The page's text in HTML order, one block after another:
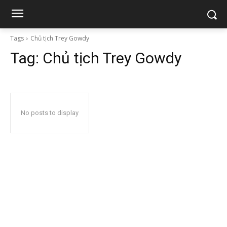
Tags Chủ tịch Trey Gowdy
Tag: Chủ tịch Trey Gowdy
No posts to display